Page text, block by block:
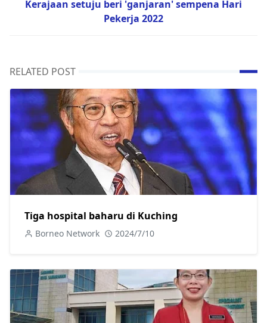
Kerajaan setuju beri 'ganjaran' sempena Hari
Pekerja 2022
RELATED POST
Tiga hospital baharu di Kuching
Borneo Network 2024/7/10